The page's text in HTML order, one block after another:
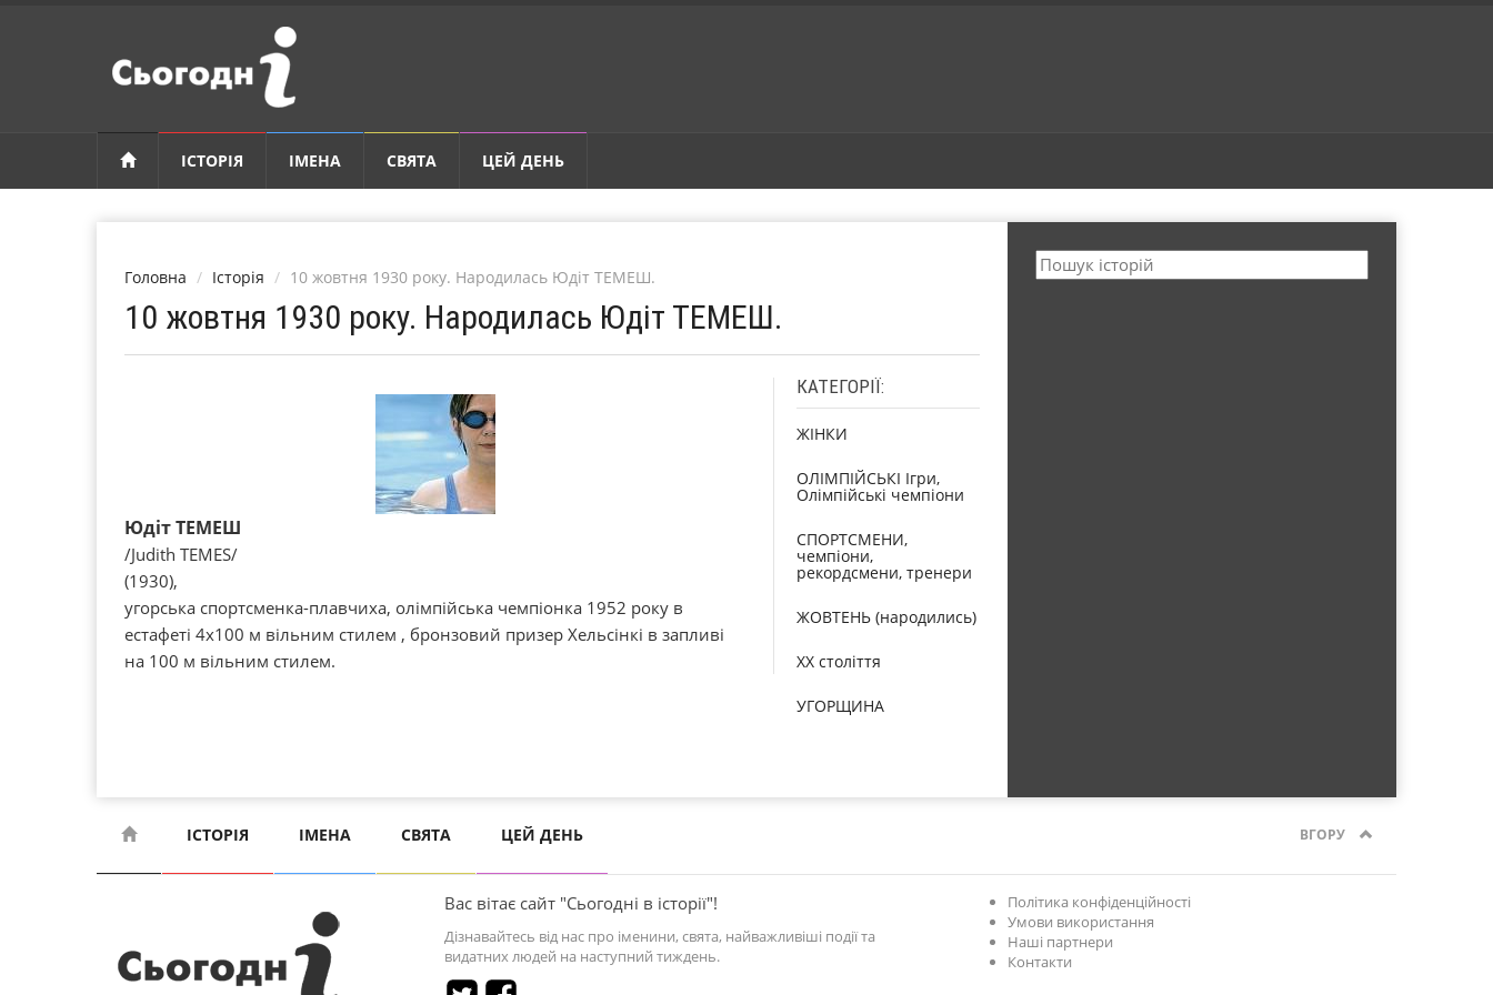
ІСТОРІЯ ІМЕНА СВЯТА ЦЕЙ ДЕНЬ
Головна Історія 10 жовтня 1930 року. Народилась Юдіт ТЕМЕШ.
10 жовтня 1930 року. Народилась Юдіт ТЕМЕШ.
Юдіт ТЕМЕШ
/Judith TEMES/
(1930),
угорська спортсменка-плавчиха, олімпійська чемпіонка 1952 року в
естафеті 4x100 м вільним стилем , бронзовий призер Хельсінкі в запливі
на 100 м вільним стилем.
КАТЕГОРІЇ:
ЖІНКИ
ОЛІМПІЙСЬКІ Ігри,
Олімпійські чемпіони
СПОРТСМЕНИ,
чемпіони,
рекордсмени, тренери
ЖОВТЕНЬ (народились)
XX століття
УГОРЩИНА
ІСТОРІЯ ІМЕНА СВЯТА ЦЕЙ ДЕНЬ ВГОРУ
Вас вітає сайт "Сьогодні в історії"!
Дізнавайтесь від нас про іменини, свята, найважливіші події та
видатних людей на наступний тиждень.
Політика конфіденційності
Умови використання
Наші партнери
Контакти